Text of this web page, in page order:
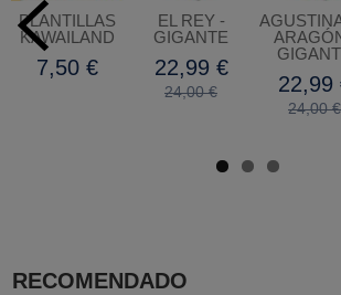
RECOMENDADO
PLANTILLAS
KAWAILAND
7,50 €
EL REY -
GIGANTE
22,99 €
24,00 € 22,99
24,00 €